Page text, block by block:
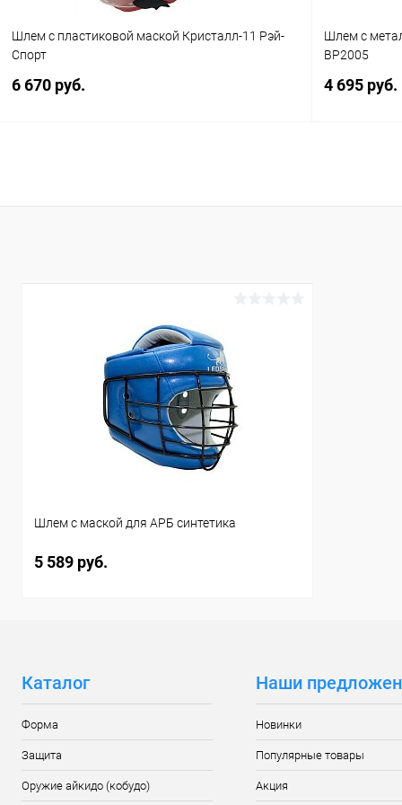
S
синтетика
Шлем с пластиковой маской Кристалл-11 Рэй-
Спорт
6 670 руб.
Купить в 1 клик Сравнение
Шлем с
BP2005
4 695 руб.
Купить в 1
Шлем с маской для АРБ синтетика
5 589 руб.
Каталог
Форма
Защита
Оружие айкидо (кобудо)
Наши
Новинки
Популярные товары
Акция